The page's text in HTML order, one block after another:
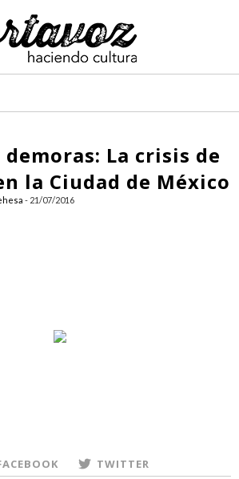
ARQUITECTURA
DISEÑO
La crisis de
la Ciudad de México
- 21/07/2016
TWITTER